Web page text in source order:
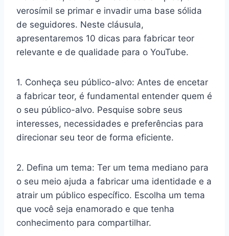
verosímil se primar e invadir uma base sólida
de seguidores. Neste cláusula,
apresentaremos 10 dicas para fabricar teor
relevante e de qualidade para o YouTube.
1. Conheça seu público-alvo: Antes de encetar
a fabricar teor, é fundamental entender quem é
o seu público-alvo. Pesquise sobre seus
interesses, necessidades e preferências para
direcionar seu teor de forma eficiente.
2. Defina um tema: Ter um tema mediano para
o seu meio ajuda a fabricar uma identidade e a
atrair um público específico. Escolha um tema
que você seja enamorado e que tenha
conhecimento para compartilhar.